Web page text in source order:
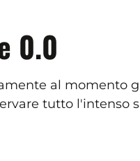
0.0
al momento
tutto l'intenso